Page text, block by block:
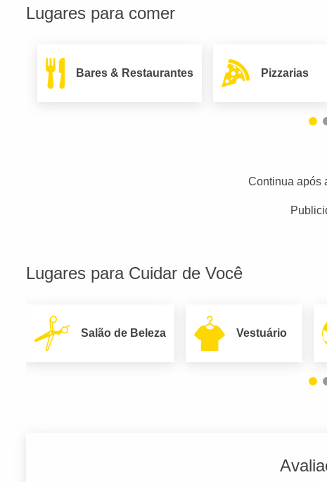
Lugares para comer
Bares & Restaurantes Pizzarias
Continua após
Lugares para Cuidar de Você
Salão de Beleza Vestuário